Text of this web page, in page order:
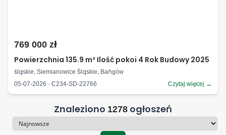
769 000 zł
Powierzchnia 135.9 m² Ilość pokoi 4 Rok Budowy 2025
śląskie, Siemianowice Śląskie, Bańgów
05-07-2026 · C234-SD-22766
Czytaj więcej →
Znaleziono 1278 ogłoszeń
Sortowanie